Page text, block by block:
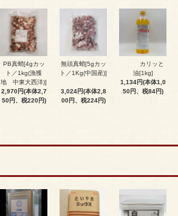
PB真蛸[4gカッ
ト／1kg(漁獲
地 中東大西洋)]
2,970円(本体2,7
50円、税220円)
無頭真蛸[5gカッ
ト／1Kg(中国産)]
3,024円(本体2,8
00円、税224円)
カリッと
油[1kg]
1,134円(本体1,0
50円、税84円)